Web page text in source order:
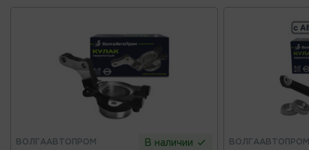
ВОЛГААВТОПРОМ В наличии ВОЛГААВТОПРОМ